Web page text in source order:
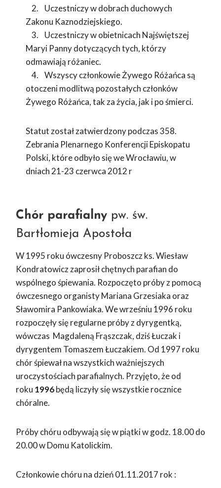
2. Uczestniczy w dobrach duchowych
Zakonu Kaznodziejskiego.
3. Uczestniczy w obietnicach Najświętszej
Maryi Panny dotyczących tych, którzy
odmawiają różaniec.
4. Wszyscy członkowie Żywego Różańca są
otoczeni modlitwą pozostałych członków
Żywego Różańca, tak za życia, jak i po śmierci.
Statut został zatwierdzony podczas 358.
Zebrania Plenarnego Konferencji Episkopatu
Polski, które odbyło się we Wrocławiu, w
dniach 21-23 czerwca 2012 r
Chór parafialny pw. św.
Bartłomieja Apostoła
W 1995 roku ówczesny Proboszcz ks. Wiesław
Kondratowicz zaprosił chętnych parafian do
wspólnego śpiewania. Rozpoczęto próby z pomocą
ówczesnego organisty Mariana Grzesiaka oraz
Sławomira Pankowiaka. We wrześniu 1996 roku
rozpoczęły się regularne próby z dyrygentką,
wówczas Magdaleną Frąszczak, dziś Łuczak i
dyrygentem Tomaszem Łuczakiem. Od 1997 roku
chór śpiewał na wszystkich ważniejszych
uroczystościach parafialnych. Przyjęto, że od
roku 1996będą liczyły się wszystkie rocznice
chóralne.
Próby chóru odbywają się w piątki w godz. 18.00 do
20.00 w Domu Katolickim.
Członkowie chóru na dzień 01.11.2017 rok :